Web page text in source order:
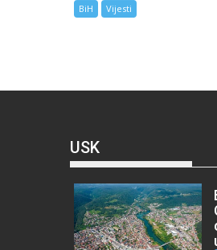
BiH Vijesti
USK